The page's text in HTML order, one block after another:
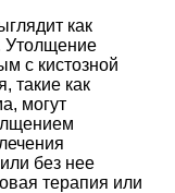
как
Утолщение
с кистозной
такие как
могут
без нее
терапия или